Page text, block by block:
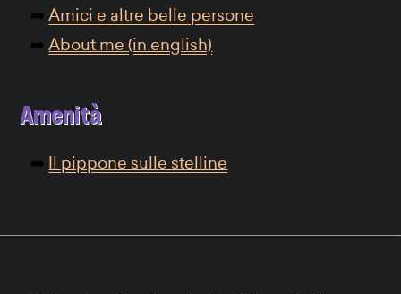
Amici e altre belle persone
About me (in english)
Amenità
Il pippone sulle stelline